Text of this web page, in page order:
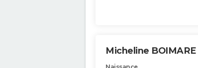
Micheline BOIMARE